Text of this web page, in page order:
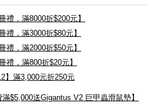
禮，滿8000折$200元】
禮，滿3000折$80元】
禮，滿2000折$50元】
禮，滿800折$20元】
】滿3,000元折250元
滿$5,000送Gigantus V2 巨甲蟲滑鼠墊】